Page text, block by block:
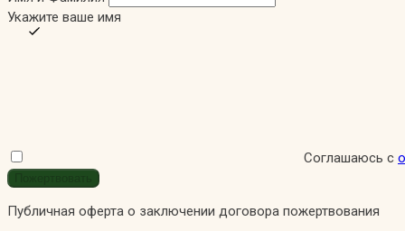
Укажите ваше имя
Соглашаюсь с
Публичная оферта о заключении договора пожертвования